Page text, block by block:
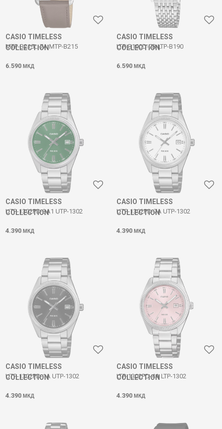
CASIO TIMELESS
COLLECTION
MTP-B215L-7A MTP-B215
6.590 МКД
CASIO TIMELESS
COLLECTION
LTP-B190D-7B LTP-B190
6.590 МКД
CASIO TIMELESS
COLLECTION
UTP-1302PD-3A1 UTP-1302
4.390 МКД
CASIO TIMELESS
COLLECTION
UTP-1302PD-7A UTP-1302
4.390 МКД
CASIO TIMELESS
COLLECTION
UTP-1302PD-1A UTP-1302
4.390 МКД
CASIO TIMELESS
COLLECTION
LTP-1302PD-4A LTP-1302
4.390 МКД